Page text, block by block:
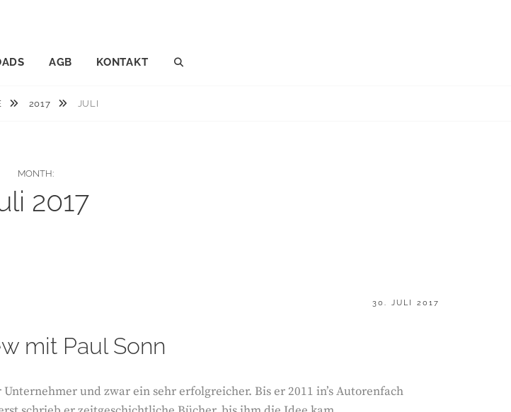
AGB KONTAKT
2017 JULI
MONTH:
2017
POSTED
30. JULI 2017
mit Paul Sonn
Unternehmer und zwar ein sehr erfolgreicher. Bis er 2011 in’s Autorenfach